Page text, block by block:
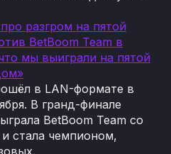
разгром на пятой
BetBoom Team в
мы выиграли на пятой
в LAN-формате в
В гранд-финале
BetBoom Team со
стала чемпионом,